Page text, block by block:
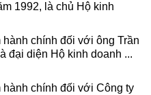
1992, là chủ Hộ kinh
chính đối với ông Trần
đại diện Hộ kinh doanh ...
chính đối với Công ty